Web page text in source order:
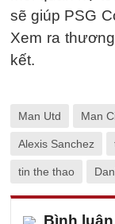
sẽ giúp PSG
Xem ra
kết.
Man Utd Man
Alexis Sanchez
tin the thao
Bình luận